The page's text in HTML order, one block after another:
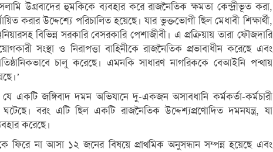
উগ্রবাদের হুমকিকে ব্যবহার করে রাজনৈতিক ক্ষমতা কেন্দ্রীভূত করা,
করার উদ্দেশ্যে পরিচালিত হয়েছে। যার ভুক্তভোগী ছিল মেধাবী শিক্ষার্থী,
বিভিন্ন সরকারি বেসরকারি পেশাজীবী। এ প্রক্রিয়ায় তারা ফৌজদারি
সংস্থা ও নিরাপত্তা বাহিনীকে রাজনৈতিক প্রভাবাধীন করেছে এবং
চালু করেছে। এমনকি সাধারণ নাগরিককে বেআইনি পন্থায়
একটি জঙ্গিবাদ দমন অভিযানে দু-একজন অসাবধানি কর্মকর্তা-কর্মচারী
বরং এটি ছিল একটি রাজনৈতিক উদ্দেশ্যপ্রণোদিত দমনযন্ত্র, যা
করেছে।
না আসা ১২ জনের বিষয়ে প্রাথমিক অনুসন্ধান সম্পন্ন হয়েছে এবং